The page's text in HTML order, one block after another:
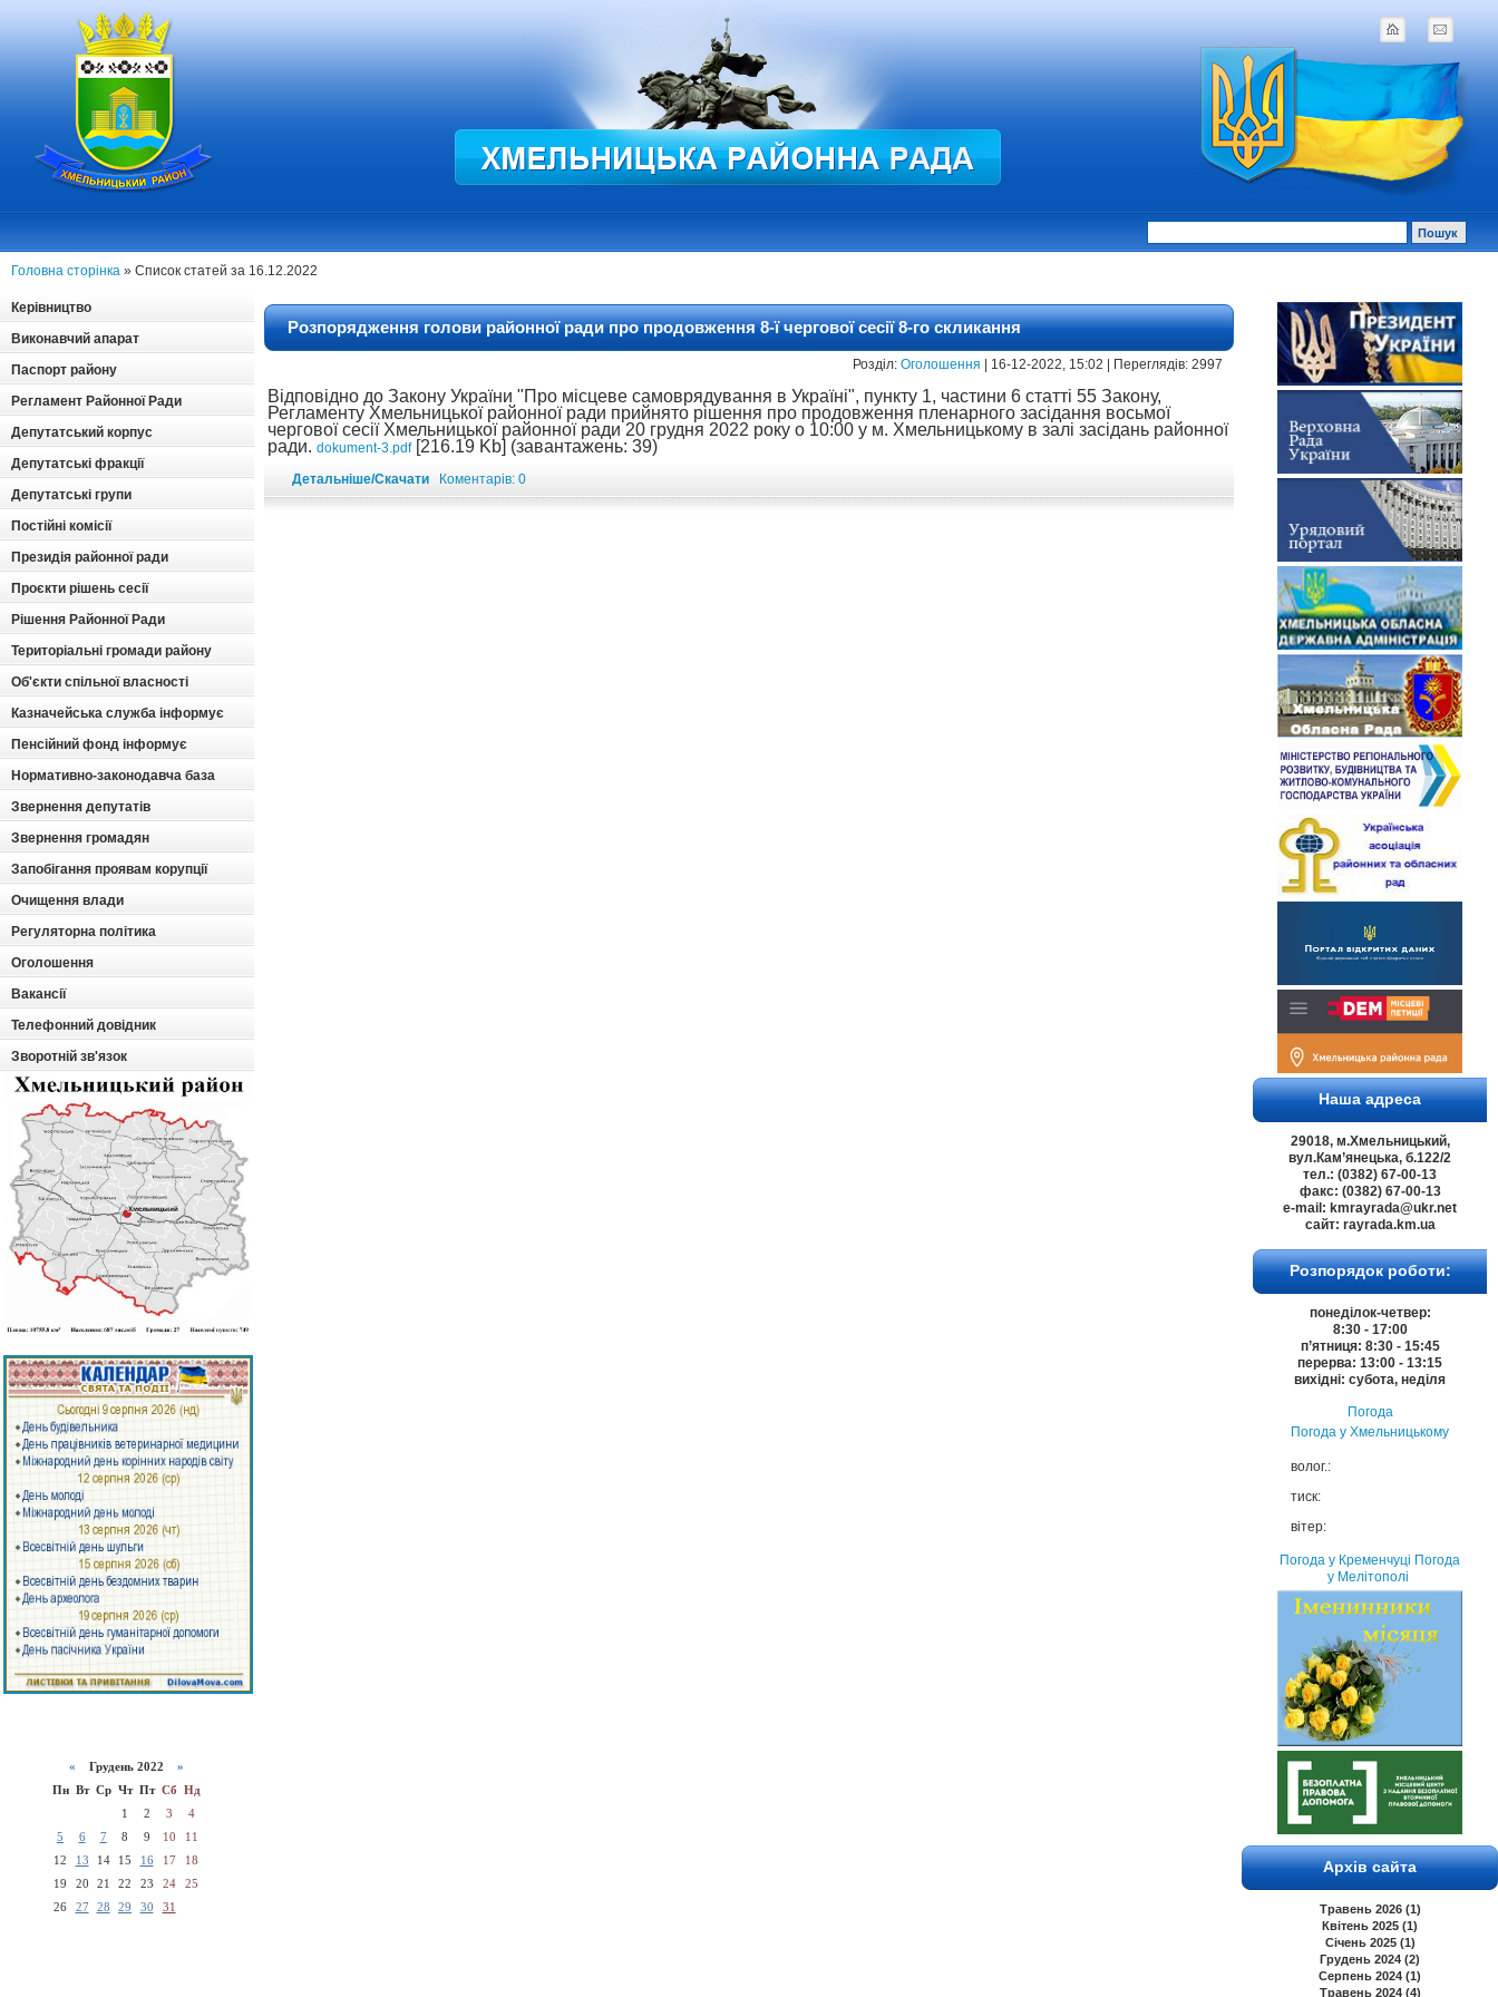
Головна сторінка » Список статей за 16.12.2022
Керівництво
Виконавчий апарат
Паспорт району
Регламент Районної Ради
Депутатський корпус
Депутатські фракції
Депутатські групи
Постійні комісії
Президія районної ради
Проєкти рішень сесії
Рішення Районної Ради
Територіальні громади району
Об'єкти спільної власності
Казначейська служба інформує
Пенсійний фонд інформує
Нормативно-законодавча база
Звернення депутатів
Звернення громадян
Запобігання проявам корупції
Очищення влади
Регуляторна політика
Оголошення
Вакансії
Телефонний довідник
Зворотній зв'язок
« Грудень 2022 »
Пн Вт Ср Чт Пт Сб Нд
1
2 3
4
5
6 7 8 9 10
11
12
13 14 15 16 17
18
19
20 21 22 23 24
25
26
27 28 29 30 31
Наша адреса
29018, м.Хмельницький,
вул.Кам’янецька, б.122/2
тел.: (0382) 67-00-13
факс: (0382) 67-00-13
e-mail: kmrayrada@ukr.net
сайт: rayrada.km.ua
Розпорядок роботи:
понеділок-четвер:
8:30 - 17:00
п’ятниця: 8:30 - 15:45
перерва: 13:00 - 13:15
вихідні: субота, неділя
Погода
Погода у Хмельницькому
волог.:
тиск:
вітер:
Погода у Кременчуці Погода
у Мелітополі
Архів сайта
Травень 2026 (1)
Квітень 2025 (1)
Січень 2025 (1)
Грудень 2024 (2)
Серпень 2024 (1)
Травень 2024 (4)
Розпорядження голови районної ради про продовження 8-ї чергової сесії 8-го скликання
Розділ: Оголошення | 16-12-2022, 15:02 | Переглядів: 2997
Відповідно до Закону України "Про місцеве самоврядування в Україні", пункту 1, частини 6 статті 55 Закону,
Регламенту Хмельницької районної ради прийнято рішення про продовження пленарного засідання восьмої
чергової сесії Хмельницької районної ради 20 грудня 2022 року о 10:00 у м. Хмельницькому в залі засідань районної
ради. dokument-3.pdf[216.19 Kb] (завантажень: 39)
Детальніше/Скачати Коментарів: 0